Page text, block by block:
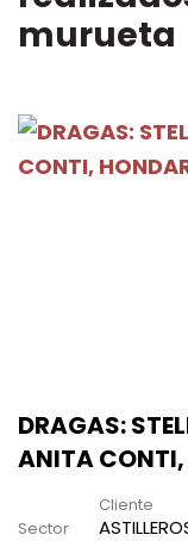
murueta
DRAGAS:
ANITA
Sector
Cliente